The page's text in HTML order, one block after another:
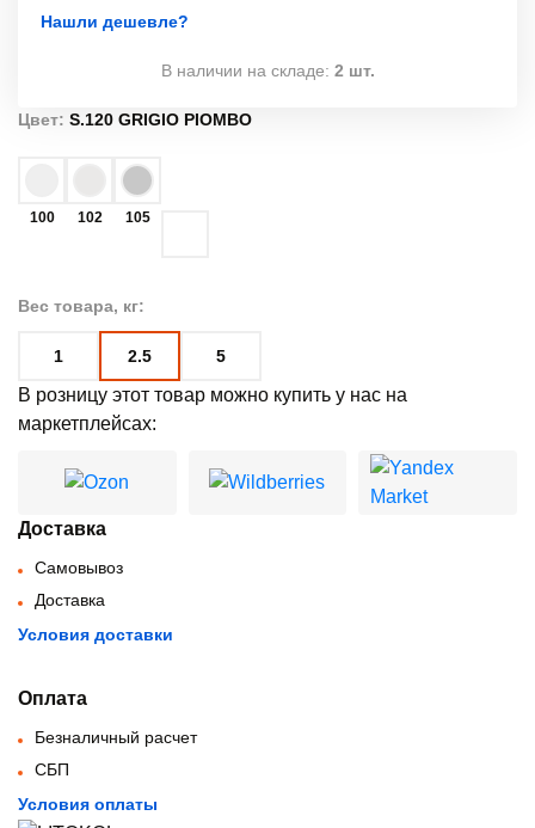
Цвет: S.120 GRIGIO PIOMBO
100 102 105
Вес товара, кг:
1 2.5 5
В наличии на складе: 2 шт.
Нашли дешевле?
Доставка
Самовывоз
Доставка
Условия доставки
Оплата
Безналичный расчет
СБП
Условия оплаты
В розницу этот товар можно купить у нас на
маркетплейсах: